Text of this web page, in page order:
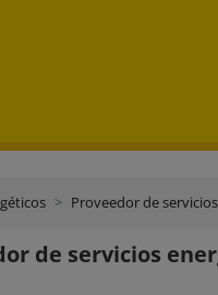
Proveedor de
de servicios